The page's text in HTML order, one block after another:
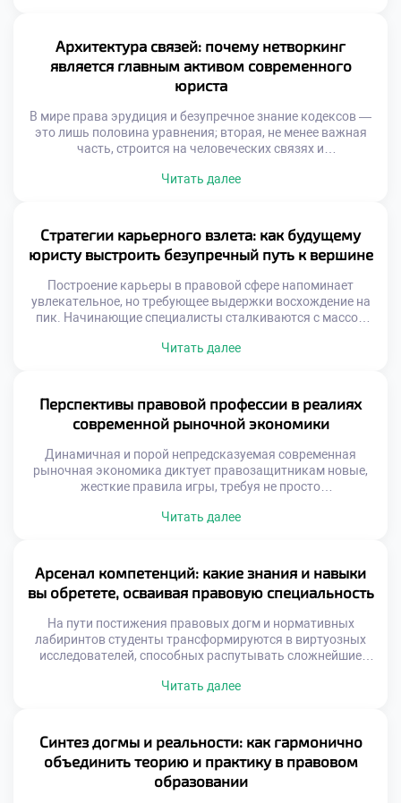
план выходят реальные гарантии трудоустройства, ведь
качественное обучение в […]
Архитектура связей: почему нетворкинг
является главным активом современного
юриста
В мире права эрудиция и безупречное знание кодексов —
это лишь половина уравнения; вторая, не менее важная
часть, строится на человеческих связях и
это не статичный список контактов в смартфоне, а
Именно поэтому качественное обучение в московском
техникуме закладывает первые […]
Читать далее
Стратегии карьерного взлета: как будущему
юристу выстроить безупречный путь к вершине
Построение карьеры в правовой сфере напоминает
увлекательное, но требующее выдержки восхождение на
пик. Начинающие специалисты сталкиваются с массой
выстраивания надежной сети профессиональных
фундаментом, который позволяет студентам не просто
усваивать теорию, а с первых курсов закладывать
алгоритмы своего […]
Читать далее
Перспективы правовой профессии в реалиях
современной рыночной экономики
Динамичная и порой непредсказуемая современная
рыночная экономика диктует правозащитникам новые,
жесткие правила игры, требуя не просто
адаптивности. В эпоху, когда классическое право
ключевого архитектора инноваций. Именно поэтому
качественное обучение в московском техникуме
становится тем самым стратегическим активом, который
Читать далее
Арсенал компетенций: какие знания и навыки
вы обретете, осваивая правовую специальность
На пути постижения правовых догм и нормативных
лабиринтов студенты трансформируются в виртуозных
исследователей, способных распутывать сложнейшие
тупиковых ситуаций. Профессия адвоката, судьи или
ведения переговоров, безупречную защиту интересов и
искусство построения неопровержимой аргументации.
Именно поэтому качественное обучение в […]
Читать далее
Синтез догмы и реальности: как гармонично
объединить теорию и практику в правовом
образовании